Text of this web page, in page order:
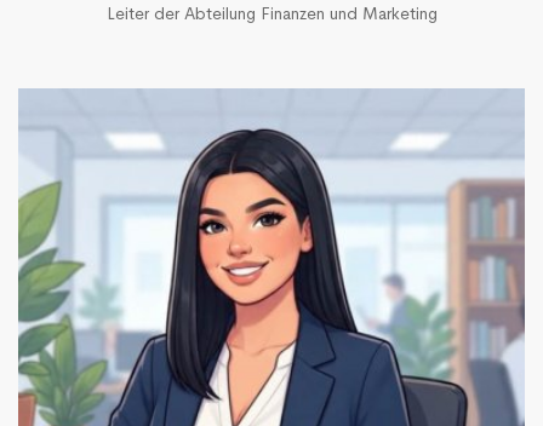
Leiter der Abteilung Finanzen und Marketing